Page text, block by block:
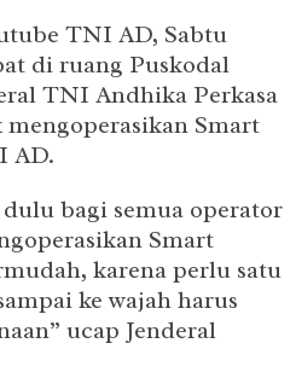
TNI AD, Sabtu
di ruang Puskodal
TNI Andhika Perkasa
Smart
AD.
bagi semua operator
Smart
karena perlu satu
ke wajah harus
ucap Jenderal